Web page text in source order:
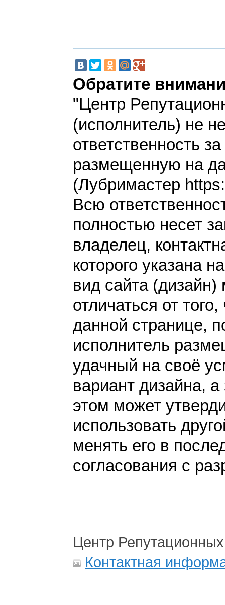
Обратите
"Центр
(исполнитель) не
ответственность
размещенную на
(Лубримастер
Всю
полностью несет
владелец,
которого указана
вид сайта (дизайн)
отличаться от
данной странице,
исполнитель
удачный на своё
вариант дизайна, а
этом может
использовать
менять его в
согласования с
Центр
Контактная